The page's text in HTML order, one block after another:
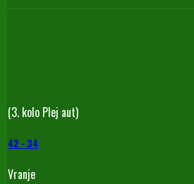
(3. kolo Plej aut)
42 - 34
Vranje